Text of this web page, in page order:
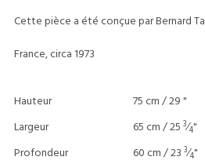
Cette pièce a été conçue par Bernard
France, circa 1973
Hauteur
75 cm / 29 "
Largeur
65 cm / 25 3⁄4"
Profondeur
60 cm / 23 3⁄4"